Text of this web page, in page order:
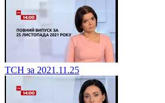
ТСН за 2021.11.25